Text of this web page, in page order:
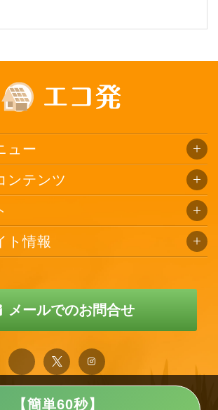
【簡単60秒】
ュー
ンテンツ
ト情報
メールでのお問合せ